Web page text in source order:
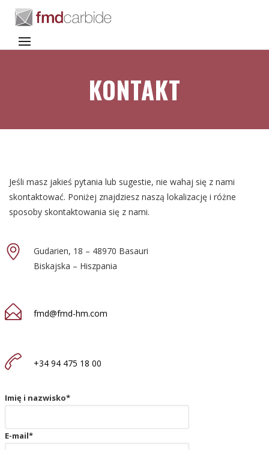
KONTAKT
Jeśli masz jakieś pytania lub sugestie, nie wahaj się z nami
skontaktować. Poniżej znajdziesz naszą lokalizację i różne
sposoby skontaktowania się z nami.
Gudarien, 18 – 48970 Basauri
Biskajska – Hiszpania
fmd@fmd-hm.com
+34 94 475 18 00
Imię i nazwisko*
E-mail*